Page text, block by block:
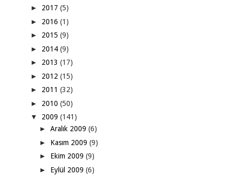
► 2017 (5)
► 2016 (1)
► 2015 (9)
► 2014 (9)
► 2013 (17)
► 2012 (15)
► 2011 (32)
► 2010 (50)
▼ 2009 (141)
► Aralık 2009 (6)
► Kasım 2009 (9)
► Ekim 2009 (9)
► Eylül 2009 (6)